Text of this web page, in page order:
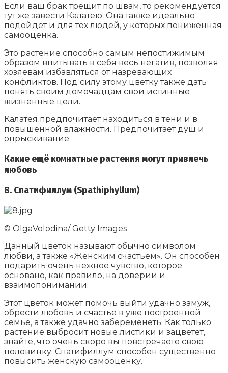
Если ваш брак трещит по швам, то рекомендуется
тут же завести Калатею. Она также идеально
подойдет и для тех людей, у которых пониженная
самооценка.
Это растение способно самым непостижимым
образом впитывать в себя весь негатив, позволяя
хозяевам избавляться от назревающих
конфликтов. Под силу этому цветку также дать
понять своим домочадцам свои истинные
жизненные цели.
Калатея предпочитает находиться в тени и в
повышенной влажности. Предпочитает душ и
опрыскивание.
Какие ещё комнатные растения могут привлечь
любовь
8. Спатифиллум (Spathiphyllum)
© OlgaVolodina/ Getty Images
Данный цветок называют обычно символом
любви, а также «Женским счастьем». Он способен
подарить очень нежное чувство, которое
основано, как правило, на доверии и
взаимопонимании.
Этот цветок может помочь выйти удачно замуж,
обрести любовь и счастье в уже построенной
семье, а также удачно забеременеть. Как только
растение выбросит новые листики и зацветет,
знайте, что очень скоро вы повстречаете свою
половинку. Спатифиллум способен существенно
повысить женскую самооценку.